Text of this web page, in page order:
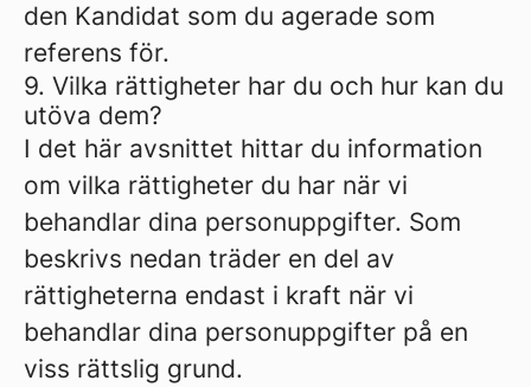
den Kandidat som du agerade som
referens för.
9. Vilka rättigheter har du och hur kan du
utöva dem?
I det här avsnittet hittar du information
om vilka rättigheter du har när vi
behandlar dina personuppgifter. Som
beskrivs nedan träder en del av
rättigheterna endast i kraft när vi
behandlar dina personuppgifter på en
viss rättslig grund.